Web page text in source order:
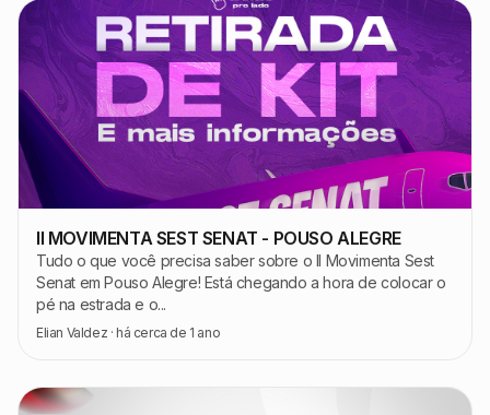
II MOVIMENTA SEST SENAT - POUSO ALEGRE
Tudo o que você precisa saber sobre o II Movimenta Sest
Senat em Pouso Alegre! Está chegando a hora de colocar o
pé na estrada e o...
Elian Valdez · há cerca de 1 ano